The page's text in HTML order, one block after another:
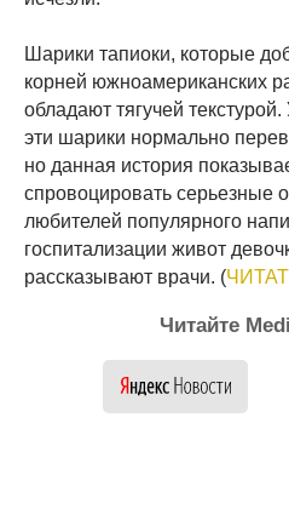
Шарики тапиоки, которые
корней южноамериканских
обладают тягучей
эти шарики нормально
но данная история
спровоцировать серьезные
любителей популярного
госпитализации живот
рассказывают врачи. (
Читайте